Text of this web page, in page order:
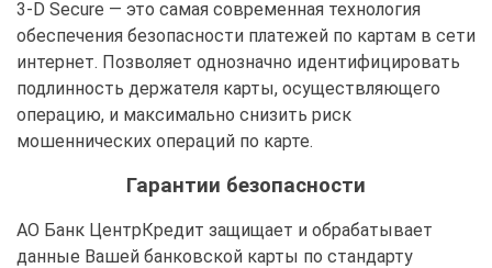
3-D Secure — это самая современная технология
обеспечения безопасности платежей по картам в сети
интернет. Позволяет однозначно идентифицировать
подлинность держателя карты, осуществляющего
операцию, и максимально снизить риск
мошеннических операций по карте.
Гарантии безопасности
АО Банк ЦентрКредит защищает и обрабатывает
данные Вашей банковской карты по стандарту